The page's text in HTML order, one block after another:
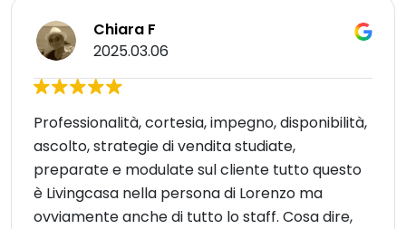
Chiara F
2025.03.06
Professionalità, cortesia, impegno, disponibilità,
ascolto, strategie di vendita studiate,
preparate e modulate sul cliente tutto questo
è Livingcasa nella persona di Lorenzo ma
ovviamente anche di tutto lo staff. Cosa dire,